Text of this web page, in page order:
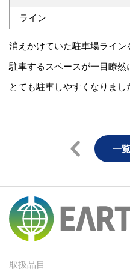
ライン
消えかけていた駐車場ライン
駐車するスペースが一目瞭然
とても駐車しやすくなりまし
一
取扱品目